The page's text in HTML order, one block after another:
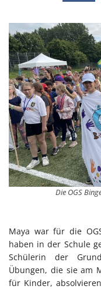
Die OGS
Maya war für die
haben in der Schule
Schülerin der
Übungen, die sie am
für Kinder,